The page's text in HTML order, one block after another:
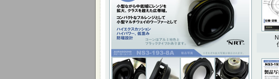
ハイエクスカッション ハイパワー、低歪み 防磁設
3インチ(70mm) 20W